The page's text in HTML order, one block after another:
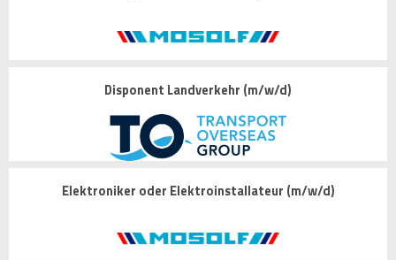
Disponent Landverkehr (m/w/d)
Elektroniker oder Elektroinstallateur (m/w/d)